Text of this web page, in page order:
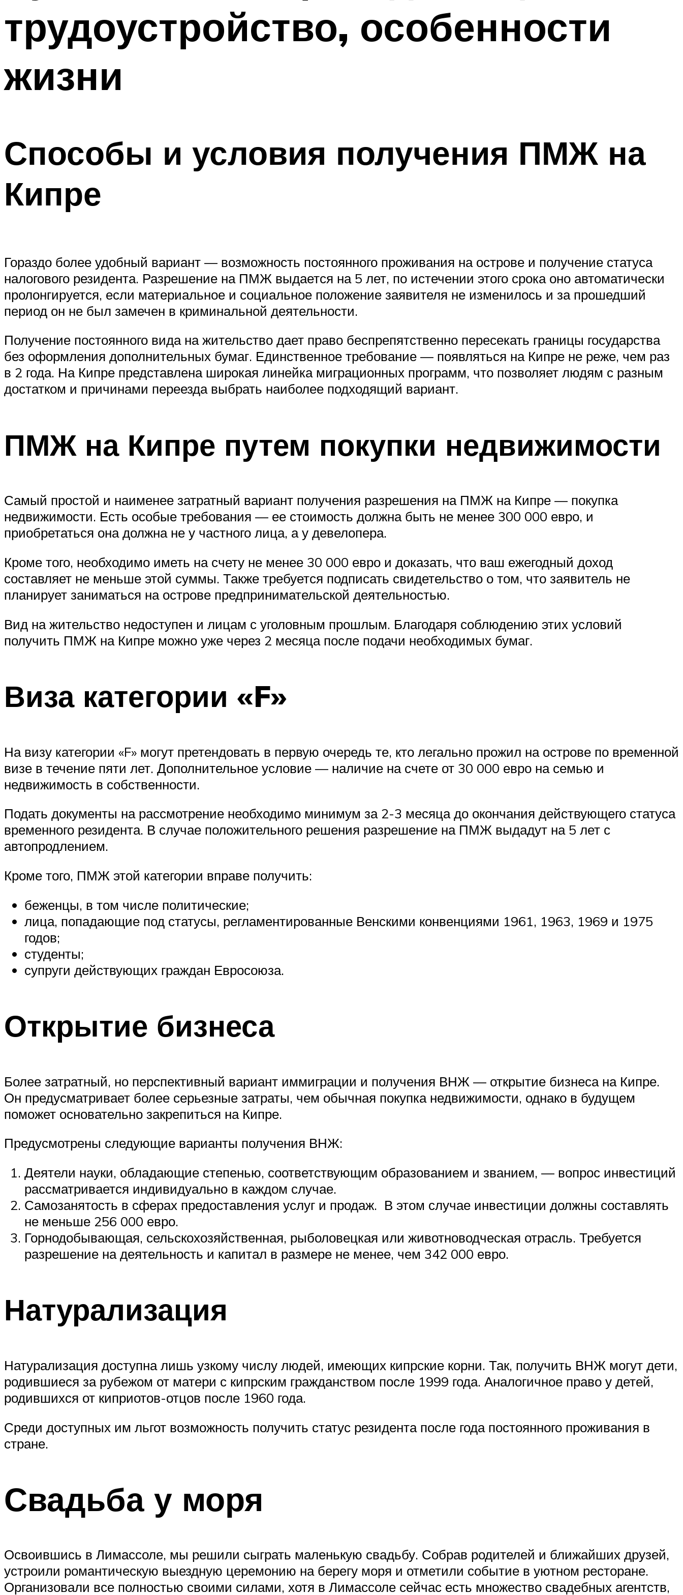
трудоустройство, особенности
жизни
Способы и условия получения ПМЖ на
Кипре
Гораздо более удобный вариант — возможность постоянного проживания на острове и получение статуса
налогового резидента. Разрешение на ПМЖ выдается на 5 лет, по истечении этого срока оно автоматически
пролонгируется, если материальное и социальное положение заявителя не изменилось и за прошедший
период он не был замечен в криминальной деятельности.
Получение постоянного вида на жительство дает право беспрепятственно пересекать границы государства
без оформления дополнительных бумаг. Единственное требование — появляться на Кипре не реже, чем раз
в 2 года. На Кипре представлена широкая линейка миграционных программ, что позволяет людям с разным
достатком и причинами переезда выбрать наиболее подходящий вариант.
ПМЖ на Кипре путем покупки недвижимости
Самый простой и наименее затратный вариант получения разрешения на ПМЖ на Кипре — покупка
недвижимости. Есть особые требования — ее стоимость должна быть не менее 300 000 евро, и
приобретаться она должна не у частного лица, а у девелопера.
Кроме того, необходимо иметь на счету не менее 30 000 евро и доказать, что ваш ежегодный доход
составляет не меньше этой суммы. Также требуется подписать свидетельство о том, что заявитель не
планирует заниматься на острове предпринимательской деятельностью.
Вид на жительство недоступен и лицам с уголовным прошлым. Благодаря соблюдению этих условий
получить ПМЖ на Кипре можно уже через 2 месяца после подачи необходимых бумаг.
Виза категории «F»
На визу категории «F» могут претендовать в первую очередь те, кто легально прожил на острове по временной
визе в течение пяти лет. Дополнительное условие — наличие на счете от 30 000 евро на семью и
недвижимость в собственности.
Подать документы на рассмотрение необходимо минимум за 2-3 месяца до окончания действующего статуса
временного резидента. В случае положительного решения разрешение на ПМЖ выдадут на 5 лет с
автопродлением.
Кроме того, ПМЖ этой категории вправе получить:
беженцы, в том числе политические;
лица, попадающие под статусы, регламентированные Венскими конвенциями 1961, 1963, 1969 и 1975
годов;
студенты;
супруги действующих граждан Евросоюза.
Открытие бизнеса
Более затратный, но перспективный вариант иммиграции и получения ВНЖ — открытие бизнеса на Кипре.
Он предусматривает более серьезные затраты, чем обычная покупка недвижимости, однако в будущем
поможет основательно закрепиться на Кипре.
Предусмотрены следующие варианты получения ВНЖ:
Деятели науки, обладающие степенью, соответствующим образованием и званием, — вопрос инвестиций
рассматривается индивидуально в каждом случае.
Самозанятость в сферах предоставления услуг и продаж. В этом случае инвестиции должны составлять
не меньше 256 000 евро.
Горнодобывающая, сельскохозяйственная, рыболовецкая или животноводческая отрасль. Требуется
разрешение на деятельность и капитал в размере не менее, чем 342 000 евро.
Натурализация
Натурализация доступна лишь узкому числу людей, имеющих кипрские корни. Так, получить ВНЖ могут дети,
родившиеся за рубежом от матери с кипрским гражданством после 1999 года. Аналогичное право у детей,
родившихся от киприотов-отцов после 1960 года.
Среди доступных им льгот возможность получить статус резидента после года постоянного проживания в
стране.
Свадьба у моря
Освоившись в Лимассоле, мы решили сыграть маленькую свадьбу. Собрав родителей и ближайших друзей,
устроили романтическую выездную церемонию на берегу моря и отметили событие в уютном ресторане.
Организовали все полностью своими силами, хотя в Лимассоле сейчас есть множество свадебных агентств,